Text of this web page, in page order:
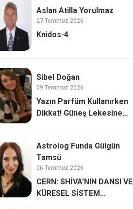
Aslan Atilla Yorulmaz
27 Temmuz 2026
Knidos-4
Sibel Doğan
09 Temmuz 2026
Yazın Parfüm Kullanırken
Dikkat! Güneş Lekesine
Astrolog Funda Gülgün
Tamsü
06 Temmuz 2026
CERN: SHİVA'NIN DANSI VE
KÜRESEL SİSTEM